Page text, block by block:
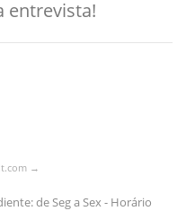
entrevista!
→
de Seg a Sex - Horário